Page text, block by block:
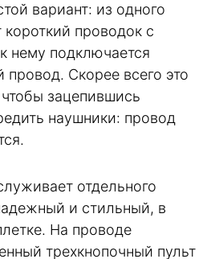
вариант: из одного
проводок с
нему подключается
Скорее всего это
зацепившись
наушники: провод
отдельного
и стильный, в
На проводе
трехкнопочный пульт